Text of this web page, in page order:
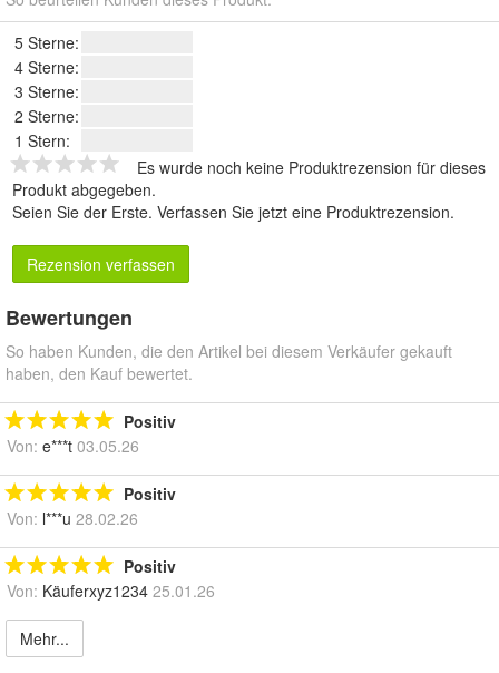
5 Sterne:
4 Sterne:
3 Sterne:
2 Sterne:
1 Stern:
Es wurde noch keine Produktrezension für dieses
Produkt abgegeben.
Seien Sie der Erste. Verfassen Sie jetzt eine Produktrezension.
Rezension verfassen
Bewertungen
So haben Kunden, die den Artikel bei diesem Verkäufer gekauft
haben, den Kauf bewertet.
Positiv
Von: e***t 03.05.26
Positiv
Von: l***u 28.02.26
Positiv
Von: Käuferxyz1234 25.01.26
Mehr...